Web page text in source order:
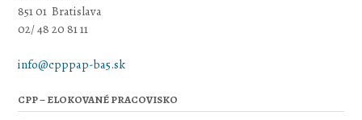
851 01 Bratislava
02/ 48 20 81 11
info@cpppap-ba5.sk
CPP – ELOKOVANÉ PRACOVISKO